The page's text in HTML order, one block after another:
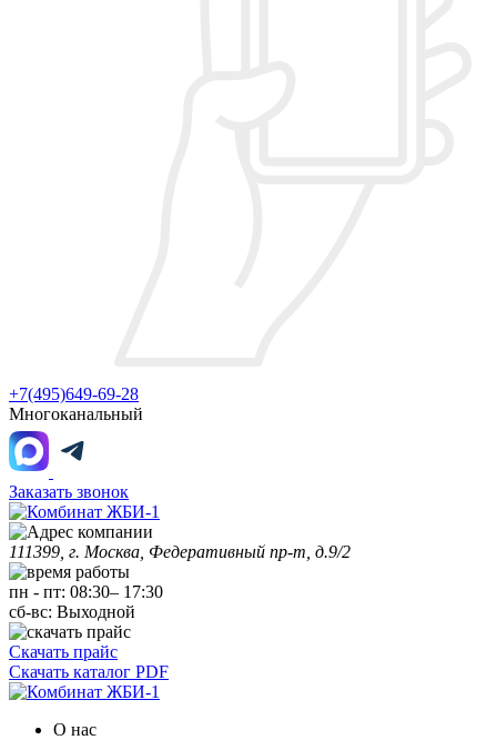
+7(495)649-69-28
Многоканальный
Заказать звонок
111399, г. Москва, Федеративный пр-т, д.9/2
пн - пт: 08:30– 17:30
сб-вс: Выходной
Скачать прайс
Скачать каталог PDF
О нас